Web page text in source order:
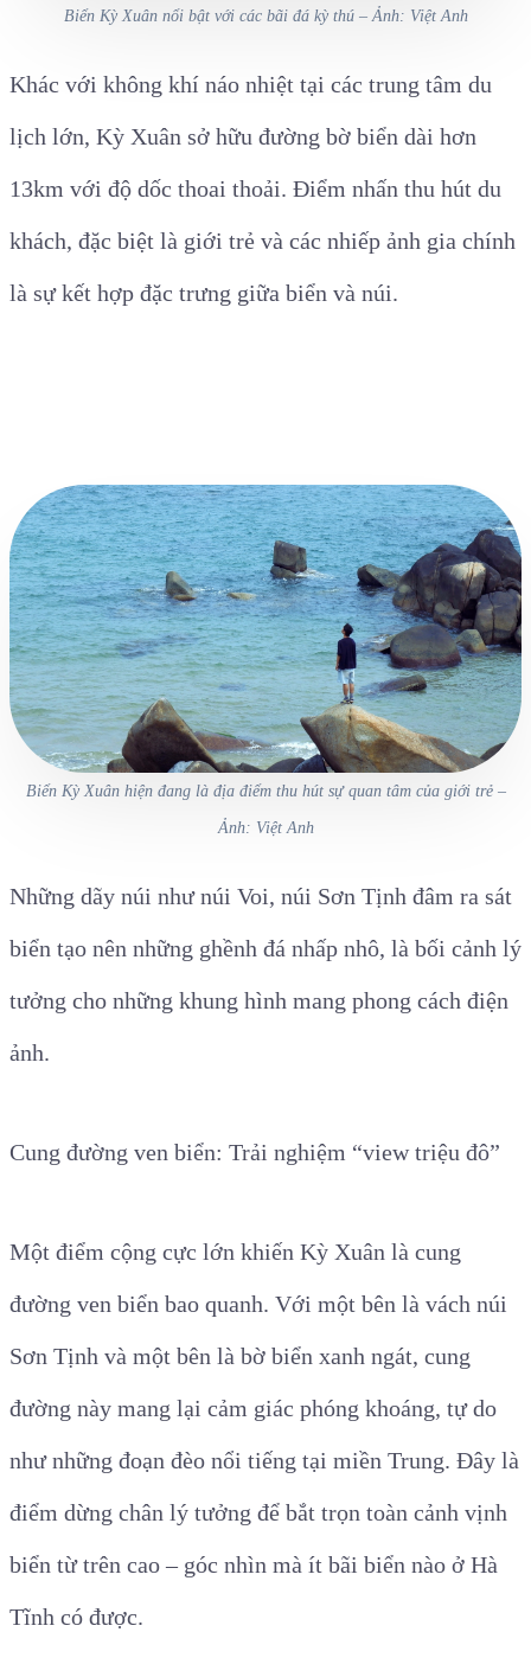
Biển Kỳ Xuân nổi bật với các bãi đá kỳ thú – Ảnh: Việt Anh
Khác với không khí náo nhiệt tại các trung tâm du
lịch lớn, Kỳ Xuân sở hữu đường bờ biển dài hơn
13km với độ dốc thoai thoải. Điểm nhấn thu hút du
khách, đặc biệt là giới trẻ và các nhiếp ảnh gia chính
là sự kết hợp đặc trưng giữa biển và núi.
Biển Kỳ Xuân hiện đang là địa điểm thu hút sự quan tâm của giới trẻ –
Ảnh: Việt Anh
Những dãy núi như núi Voi, núi Sơn Tịnh đâm ra sát
biển tạo nên những ghềnh đá nhấp nhô, là bối cảnh lý
tưởng cho những khung hình mang phong cách điện
ảnh.
Cung đường ven biển: Trải nghiệm “view triệu đô”
Một điểm cộng cực lớn khiến Kỳ Xuân là cung
đường ven biển bao quanh. Với một bên là vách núi
Sơn Tịnh và một bên là bờ biển xanh ngát, cung
đường này mang lại cảm giác phóng khoáng, tự do
như những đoạn đèo nổi tiếng tại miền Trung. Đây là
điểm dừng chân lý tưởng để bắt trọn toàn cảnh vịnh
biển từ trên cao – góc nhìn mà ít bãi biển nào ở Hà
Tĩnh có được.